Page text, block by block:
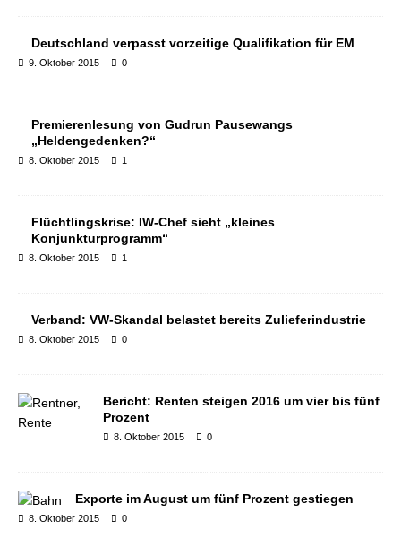
Deutschland verpasst vorzeitige Qualifikation für EM
9. Oktober 2015 0
Premierenlesung von Gudrun Pausewangs
„Heldengedenken?“
8. Oktober 2015 1
Flüchtlingskrise: IW-Chef sieht „kleines
Konjunkturprogramm“
8. Oktober 2015 1
Verband: VW-Skandal belastet bereits Zulieferindustrie
8. Oktober 2015 0
Bericht: Renten steigen 2016 um vier bis fünf
Prozent
8. Oktober 2015 0
Exporte im August um fünf Prozent gestiegen
8. Oktober 2015 0